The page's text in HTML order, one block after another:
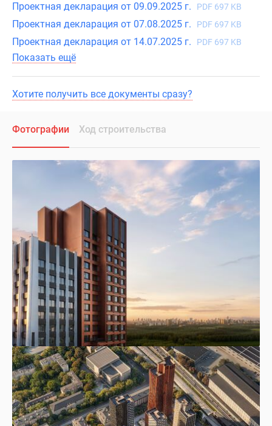
Проектная декларация от 09.09.2025 г. PDF 697 KB
Проектная декларация от 07.08.2025 г. PDF 697 KB
Проектная декларация от 14.07.2025 г. PDF 697 KB
Показать ещё
Хотите получить все документы сразу?
Фотографии Ход строительства